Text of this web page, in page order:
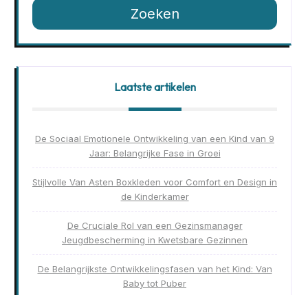
Zoeken
Laatste artikelen
De Sociaal Emotionele Ontwikkeling van een Kind van 9
Jaar: Belangrijke Fase in Groei
Stijlvolle Van Asten Boxkleden voor Comfort en Design in
de Kinderkamer
De Cruciale Rol van een Gezinsmanager
Jeugdbescherming in Kwetsbare Gezinnen
De Belangrijkste Ontwikkelingsfasen van het Kind: Van
Baby tot Puber